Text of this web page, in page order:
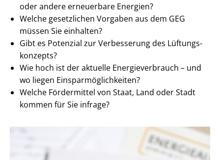
oder andere erneuerbare Energien?
Welche gesetzlichen Vorgaben aus dem GEG
müssen Sie einhalten?
Gibt es Potenzial zur Verbesserung des Lüf­tungs­
kon­zepts?
Wie hoch ist der aktuelle En­er­gie­ver­brauch – und
wo liegen Ein­spar­mög­lich­kei­ten?
Welche Fördermittel von Staat, Land oder Stadt
kommen für Sie infrage?